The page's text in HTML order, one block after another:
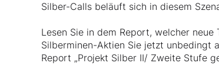
Silber-Calls beläuft sich in diesem
Lesen Sie in dem Report, welcher
Silberminen-Aktien Sie jetzt unbedingt
Report „Projekt Silber II/ Zweite Stufe